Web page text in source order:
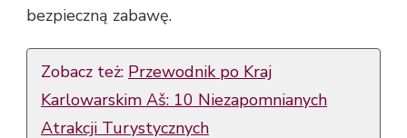
bezpieczną zabawę.
Zobacz też: Przewodnik po Kraj
Karlowarskim Aš: 10 Niezapomnianych
Atrakcji Turystycznych